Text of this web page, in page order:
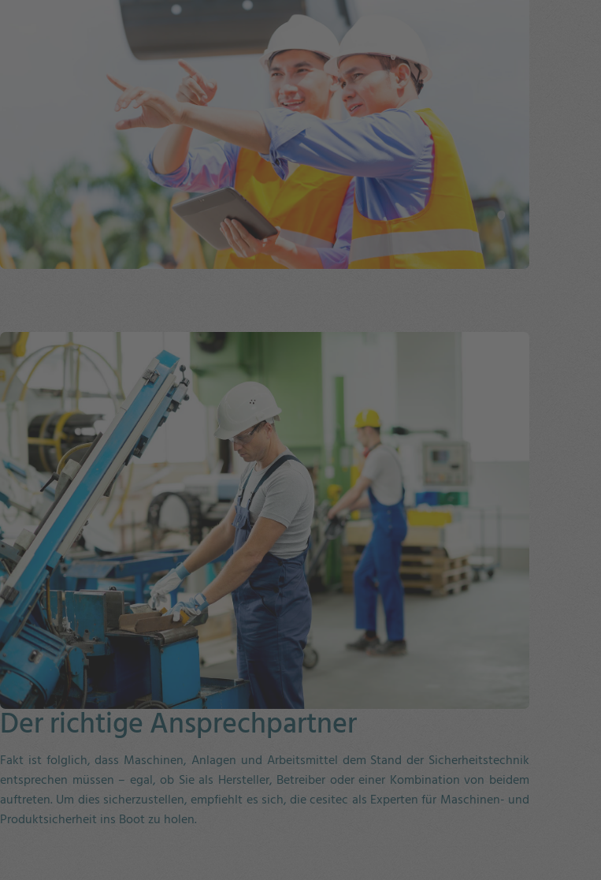
Der richtige Ansprechpartner
Fakt ist folglich, dass Maschinen, Anlagen und Arbeitsmittel dem Stand der Sicherheitstechnik
entsprechen müssen – egal, ob Sie als Hersteller, Betreiber oder einer Kombination von beidem
auftreten. Um dies sicherzustellen, empfiehlt es sich, die cesitec als Experten für Maschinen- und
Produktsicherheit ins Boot zu holen.